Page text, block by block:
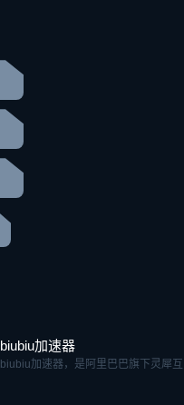
biubiu加速器
biubiu加速器，是阿里巴巴旗下灵犀互